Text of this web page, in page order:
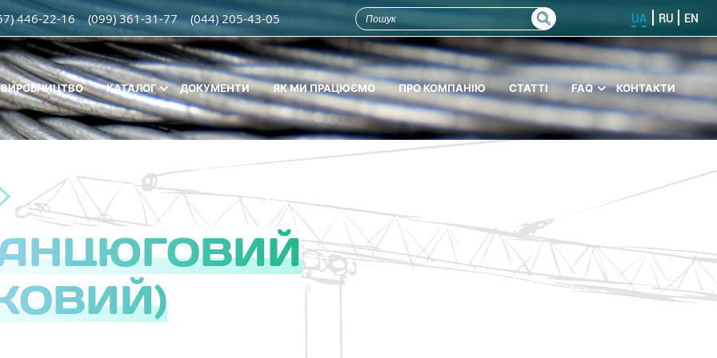
446-22-16 (099) 361-31-77 (044) 205-43-05 UA RU EN
ВИРОБНИЦТВО КАТАЛОГ ДОКУМЕНТИ ЯК МИ ПРАЦЮЄМО ПРО КОМПАНІЮ СТАТТІ FAQ КОНТАКТИ